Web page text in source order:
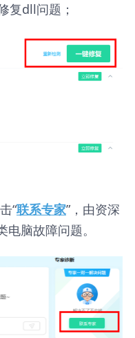
复dll问题；
“联系专家”，由资深
电脑故障问题。